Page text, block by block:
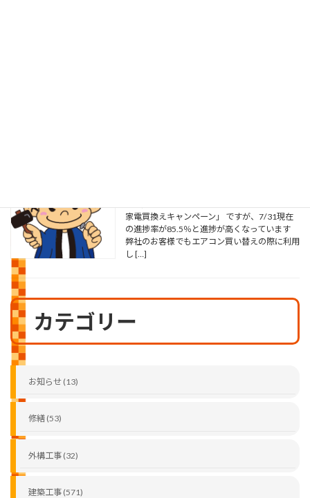
家電買換えキャンペーン」 ですが、7/31現在
の進捗率が85.5％と進捗が高くなっています
弊社のお客様でもエアコン買い替えの際に利用
し […]
カテゴリー
お知らせ (13)
修繕 (53)
外構工事 (32)
建築工事 (571)